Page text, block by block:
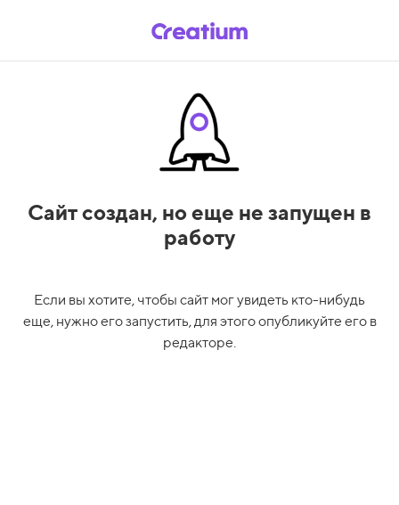
Сайт создан, но еще не запущен в
работу
Если вы хотите, чтобы сайт мог увидеть кто-нибудь
еще, нужно его запустить, для этого опубликуйте его в
редакторе.